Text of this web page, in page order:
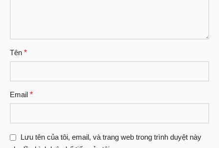
Tên *
Email *
Lưu tên của tôi, email, và trang web trong trình duyệt này